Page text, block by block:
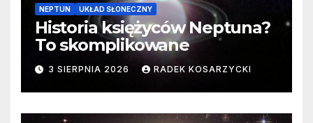
NEPTUN UKŁAD SŁONECZNY
Historia księżyców Neptuna?
To skomplikowane
3 SIERPNIA 2026 RADEK KOSARZYCKI